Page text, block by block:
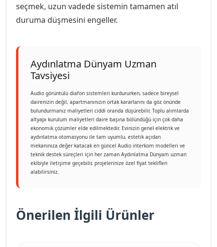
seçmek, uzun vadede sistemin tamamen atıl
duruma düşmesini engeller.
Aydınlatma Dünyam Uzman
Tavsiyesi
Audio görüntülü diafon sistemleri kurdururken, sadece bireysel
dairenizin değil, apartmanınızın ortak kararlarını da göz önünde
bulundurmanız maliyetleri ciddi oranda düşürebilir. Toplu alımlarda
altyapı kurulum maliyetleri daire başına bölündüğü için çok daha
ekonomik çözümler elde edilmektedir. Evinizin genel elektrik ve
aydınlatma otomasyonu ile tam uyumlu, estetik açıdan
mekanınıza değer katacak en güncel Audio interkom modelleri ve
teknik destek süreçleri için her zaman Aydınlatma Dünyam uzman
ekibiyle iletişime geçebilir, projelerinize özel fiyat teklifleri
alabilirsiniz.
Önerilen İlgili Ürünler